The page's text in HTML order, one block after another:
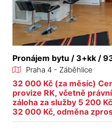
Pronájem bytu / 3+kk /
Praha 4 - Záběhlice
32 000 Kč (za měsíc)
provize RK, včetně
záloha za služby 5 200
32 000 Kč, odměna